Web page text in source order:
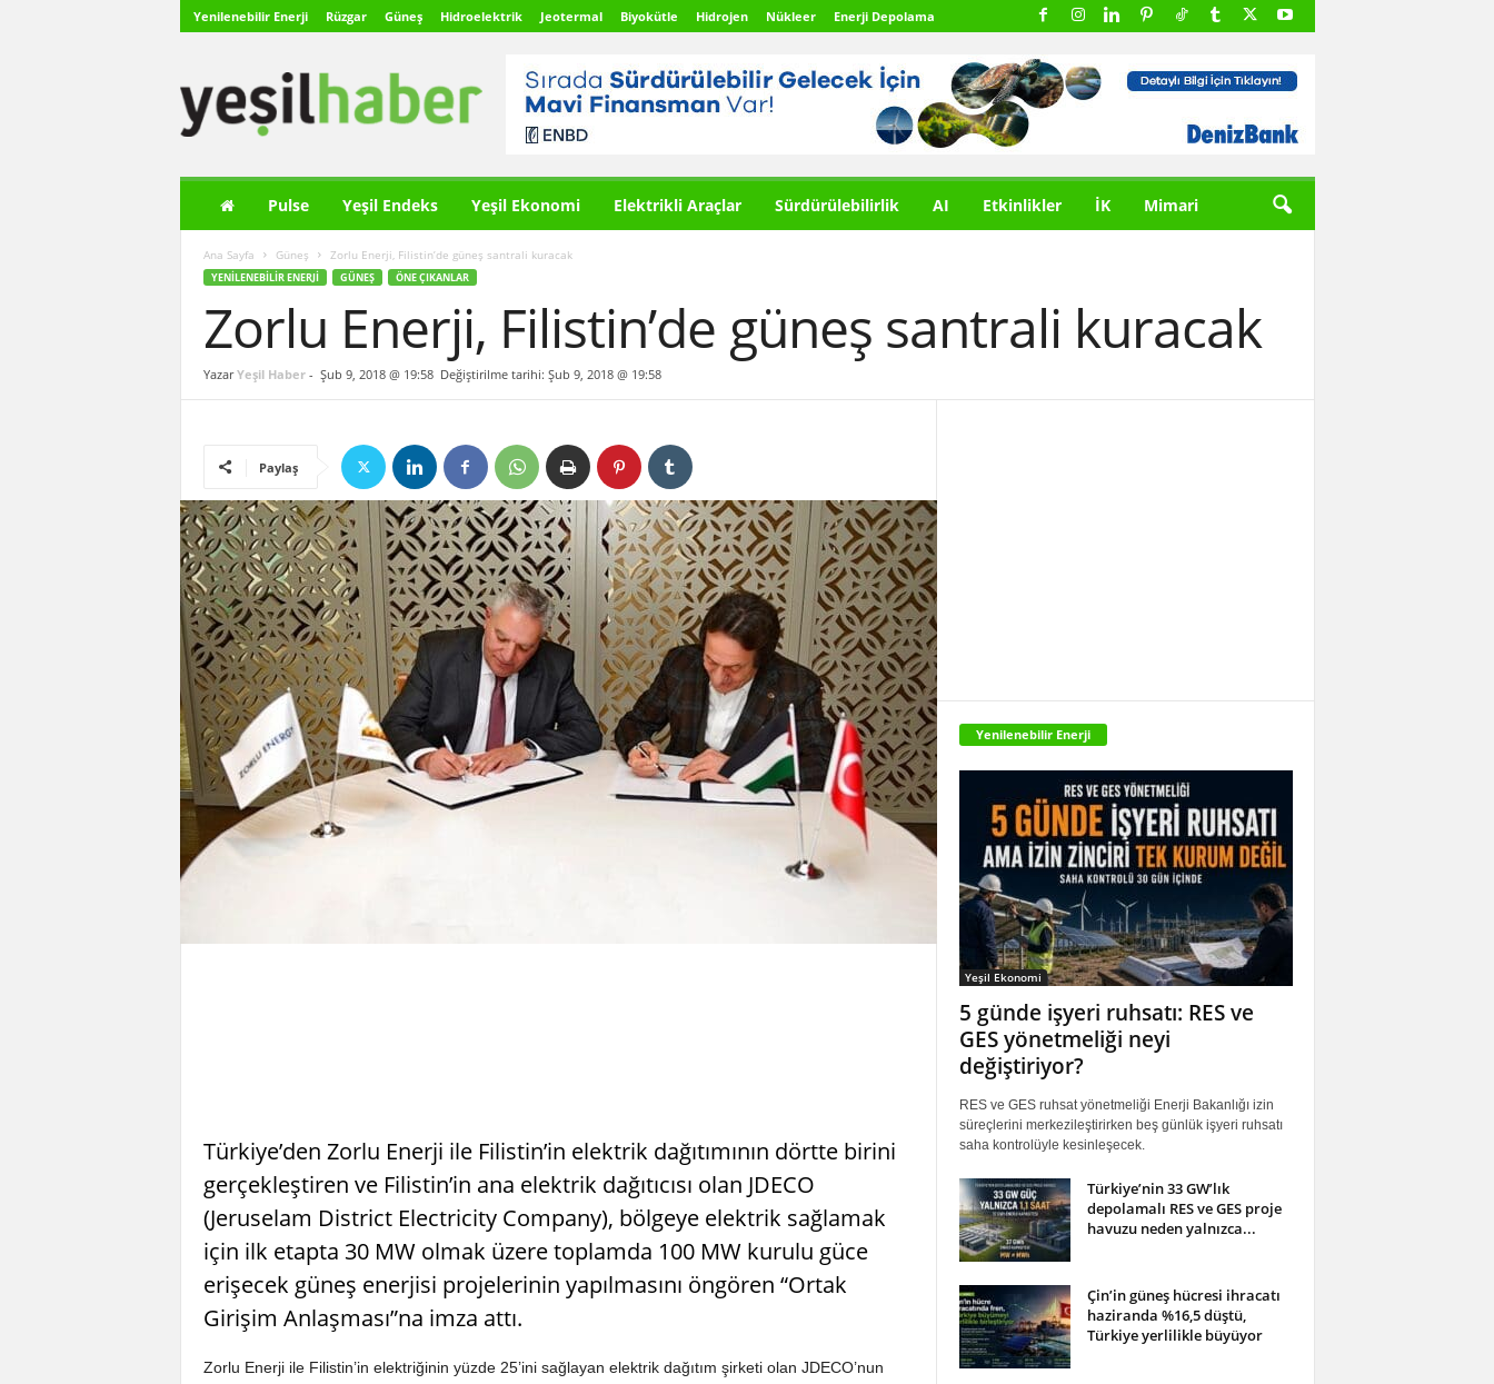
Yenilenebilir Enerji Rüzgar Güneş Hidroelektrik Jeotermal Biyokütle Hidrojen Nükleer Enerji Depolama
ş
Pulse Yeşil Endeks Yeşil Ekonomi Elektrikli Araçlar Sürdürülebilirlik AI Etkinlikler İK Mimari
Ana Sayfa Güneş Zorlu Enerji, Filistin’de güneş santrali kuracak
YENILENEBILIR ENERJI GÜNEŞ ÖNE ÇIKANLAR
Zorlu Enerji, Filistin’de güneş santrali kuracak
Yazar Yeşil Haber- Şub 9, 2018 @ 19:58 Değiştirilme tarihi: Şub 9, 2018 @ 19:58
Paylaş
Türkiye’den Zorlu Enerji ile Filistin’in elektrik dağıtımının dörtte birini
gerçekleştiren ve Filistin’in ana elektrik dağıtıcısı olan JDECO
(Jeruselam District Electricity Company), bölgeye elektrik sağlamak
için ilk etapta 30 MW olmak üzere toplamda 100 MW kurulu güce
erişecek güneş enerjisi projelerinin yapılmasını öngören “Ortak
Girişim Anlaşması”na imza attı.
Zorlu Enerji ile Filistin’in elektriğinin yüzde 25’ini sağlayan elektrik dağıtım şirketi olan JDECO’nun
Yenilenebilir Enerji
Yeşil Ekonomi
5 günde işyeri ruhsatı: RES ve
GES yönetmeliği neyi
değiştiriyor?
RES ve GES ruhsat yönetmeliği Enerji Bakanlığı izin
süreçlerini merkezileştirirken beş günlük işyeri ruhsatı
saha kontrolüyle kesinleşecek.
Türkiye’nin 33 GW’lık
depolamalı RES ve GES proje
havuzu neden yalnızca...
Çin’in güneş hücresi ihracatı
haziranda %16,5 düştü,
Türkiye yerlilikle büyüyor